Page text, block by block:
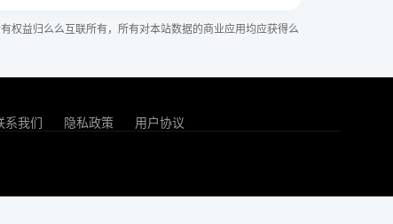
权益归么么互联所有，所有对本站数据的商业应用均应获得么
系我们 隐私政策 用户协议